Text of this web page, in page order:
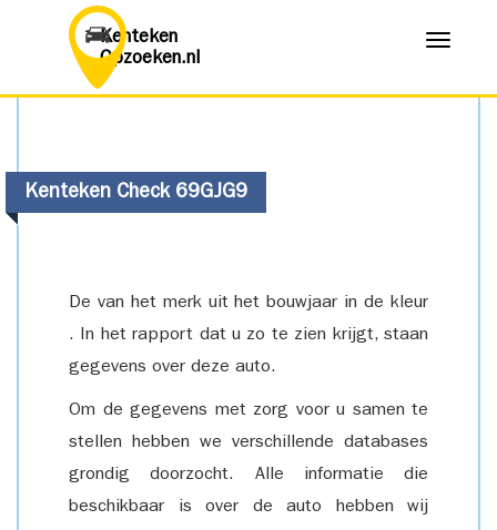
Kenteken
Opzoeken.nl
Menu
Kenteken Check 69GJG9
De van het merk uit het bouwjaar in de kleur
. In het rapport dat u zo te zien krijgt, staan
gegevens over deze auto.
Om de gegevens met zorg voor u samen te
stellen hebben we verschillende databases
grondig doorzocht. Alle informatie die
beschikbaar is over de auto hebben wij